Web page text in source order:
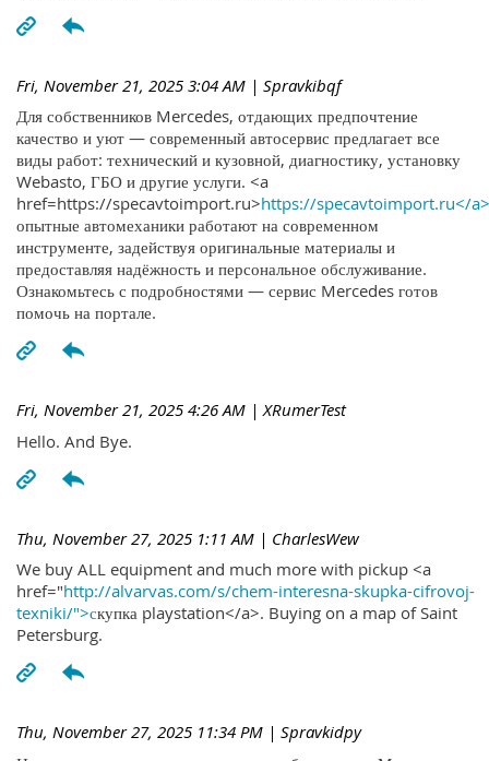
Fri, November 21, 2025 3:04 AM | Spravkibqf
Для собственников Mercedes, отдающих предпочтение
качество и уют — современный автосервис предлагает все
виды работ: технический и кузовной, диагностику, установку
Webasto, ГБО и другие услуги. <a
href=https://specavtoimport.ru>https://specavtoimport.ru</a>
опытные автомеханики работают на современном
инструменте, задействуя оригинальные материалы и
предоставляя надёжность и персональное обслуживание.
Ознакомьтесь с подробностями — сервис Mercedes готов
помочь на портале.
Fri, November 21, 2025 4:26 AM | XRumerTest
Hello. And Bye.
Thu, November 27, 2025 1:11 AM | CharlesWew
We buy ALL equipment and much more with pickup <a
href="http://alvarvas.com/s/chem-interesna-skupka-cifrovoj-
texniki/">скупка playstation</a>. Buying on a map of Saint
Petersburg.
Thu, November 27, 2025 11:34 PM | Spravkidpy